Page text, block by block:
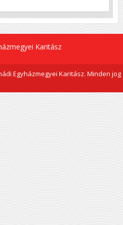
Karitász
Egyházmegyei Karitász. Minden jog